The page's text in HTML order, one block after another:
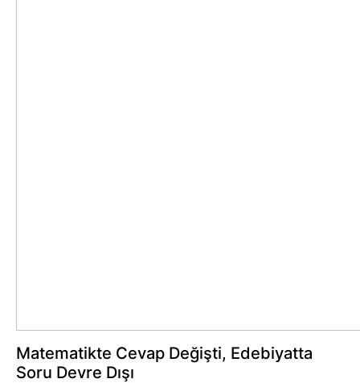
Matematikte Cevap Değişti, Edebiyatta
Soru Devre Dışı